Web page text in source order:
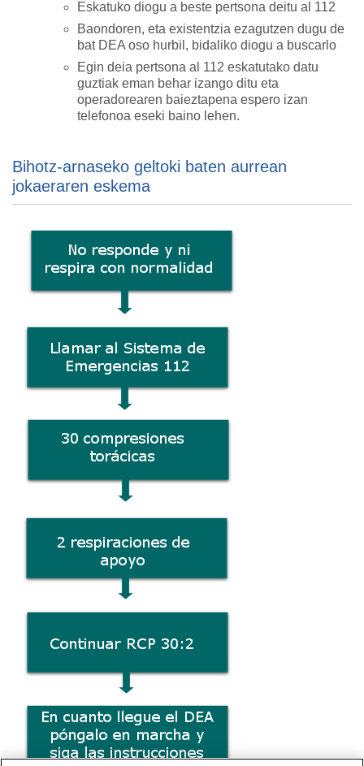
Eskatuko diogu a beste pertsona deitu al 112
Baondoren, eta existentzia ezagutzen dugu de
bat DEA oso hurbil, bidaliko diogu a buscarlo
Egin deia pertsona al 112 eskatutako datu
guztiak eman behar izango ditu eta
operadorearen baieztapena espero izan
telefonoa eseki baino lehen.
Bihotz-arnaseko geltoki baten aurrean
jokaeraren eskema